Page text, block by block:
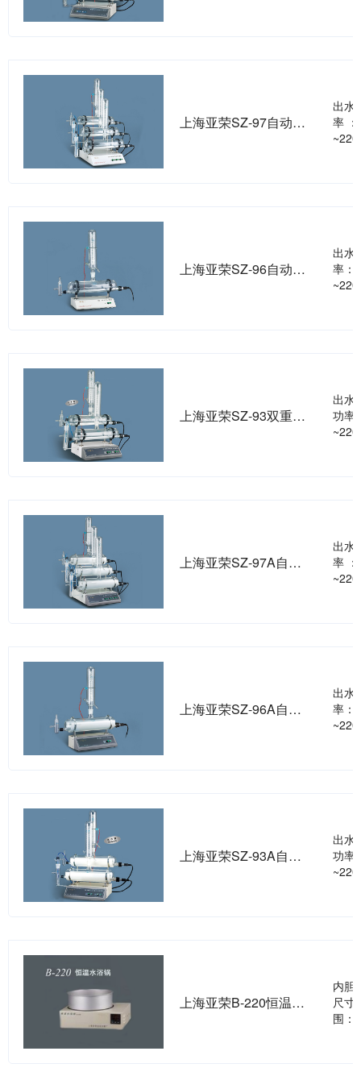
上海亚荣SZ-97自动三重纯水蒸馏器
出水
率
上海亚荣SZ-96自动纯水蒸馏器
出水
率：
上海亚荣SZ-93双重自动纯水蒸馏器
出水
功率
上海亚荣SZ-97A自动三重纯水蒸馏器
出水
率
上海亚荣SZ-96A自动纯水蒸馏器
出水
率：
上海亚荣SZ-93A自动双重纯水蒸馏器
出水
功率
上海亚荣B-220恒温水浴锅
内胆
尺寸
围：